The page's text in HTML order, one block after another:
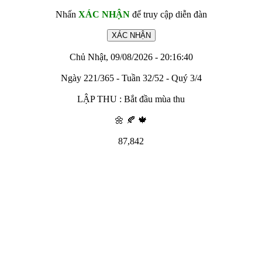
Nhấn XÁC NHẬNđể truy cập diễn đàn
Chủ Nhật, 09/08/2026 - 20:16:40
Ngày 221/365 - Tuần 32/52 - Quý 3/4
LẬP THU : Bắt đầu mùa thu
🌼 🍂 🍁
87,842